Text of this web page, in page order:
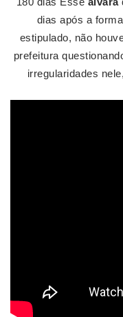
dias após a
estipulado, não
prefeitura
irregularidades